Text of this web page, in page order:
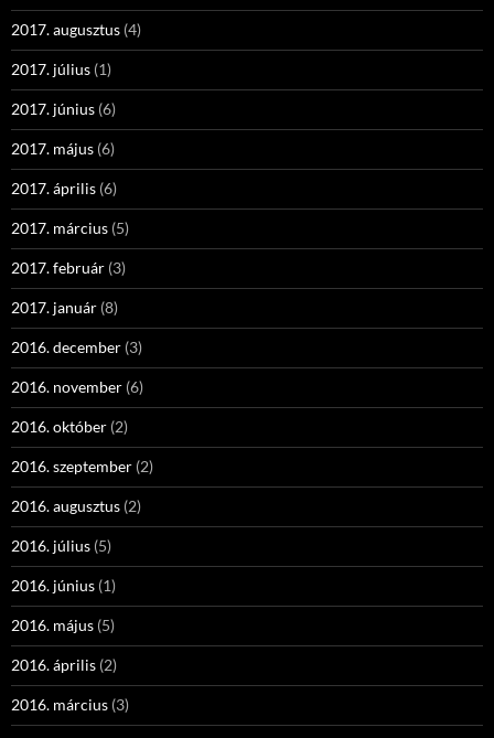
2017. augusztus (4)
2017. július (1)
2017. június (6)
2017. május (6)
2017. április (6)
2017. március (5)
2017. február (3)
2017. január (8)
2016. december (3)
2016. november (6)
2016. október (2)
2016. szeptember (2)
2016. augusztus (2)
2016. július (5)
2016. június (1)
2016. május (5)
2016. április (2)
2016. március (3)